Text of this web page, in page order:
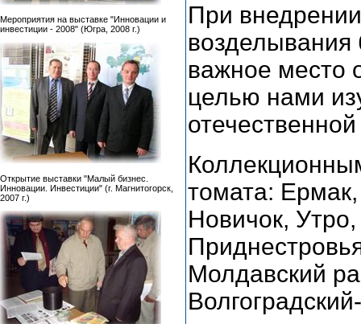
При
возделывания
важное место
целью нами
томата: Ермак,
Новичок,
Молдавский
Мероприятия на выставке "Инновации и
инвестиции - 2008" (Югра, 2008 г.)
Открытие выставки "Малый бизнес.
Инновации. Инвестиции" (г. Магнитогорск,
2007 г.)